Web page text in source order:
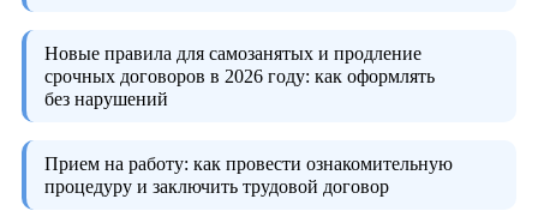
Новые правила для самозанятых и продление
срочных договоров в 2026 году: как оформлять
без нарушений
Прием на работу: как провести ознакомительную
процедуру и заключить трудовой договор